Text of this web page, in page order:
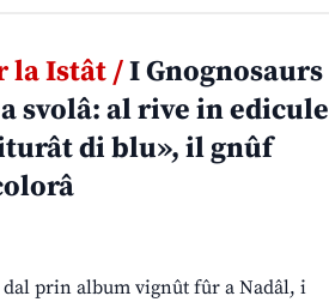
la Istât /I Gnognosaurs
svolâ: al rive in edicule
di blu», il gnûf
dal prin album vignût fûr a Nadâl, i